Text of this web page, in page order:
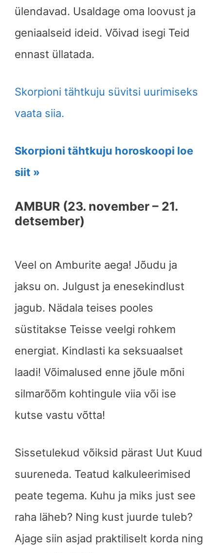
ülendavad. Usaldage oma loovust ja
geniaalseid ideid. Võivad isegi Teid
ennast üllatada.
Skorpioni tähtkuju süvitsi uurimiseks
vaata siia.
Skorpioni tähtkuju horoskoopi loe
siit »
AMBUR (23. november – 21.
detsember)
Veel on Amburite aega! Jõudu ja
jaksu on. Julgust ja enesekindlust
jagub. Nädala teises pooles
süstitakse Teisse veelgi rohkem
energiat. Kindlasti ka seksuaalset
laadi! Võimalused enne jõule mõni
silmarõõm kohtingule viia või ise
kutse vastu võtta!
Sissetulekud võiksid pärast Uut Kuud
suureneda. Teatud kalkuleerimised
peate tegema. Kuhu ja miks just see
raha läheb? Ning kust juurde tuleb?
Ajage siin asjad praktiliselt korda ning